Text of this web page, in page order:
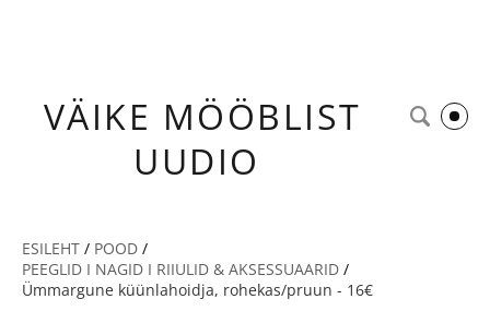
VÄIKE MÖÖBLIST
UUDIO
ESILEHT / POOD /
PEEGLID I NAGID I RIIULID & AKSESSUAARID /
Ümmargune küünlahoidja, rohekas/pruun - 16€